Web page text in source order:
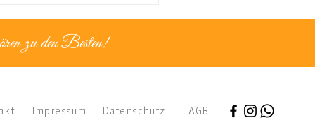
zu den Besten!
Impressum Datenschutz AGB